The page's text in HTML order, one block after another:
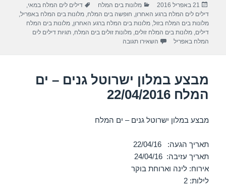
e
b
o
k
s
A
p
gr
a
e
פורסם
בתאריך
21 באפריל 2016 קטגוריות
מלונות בים המלח תגיות
דילים לים המלח במאי,
דילים לים המלח ברגע האחרון, חופשה בים המלח,מלונות בים המלח באפריל,
מלונות בים המלח בזול,מלונות בים המלח ברגע האחרון,מלונות בים המלח
דילים,מלונות בים המלח זולים,מלונות זולים בים המלח,תגיות דילים לים
המלח באפריל
השאירו תגובה
מבצע במלון ישרוטל גנים – ים
המלח 22/04/2016
מבצע במלון ישרוטל גנים – ים המלח
תאריך הגעה: 22/04/16
תאריך עזיבה: 24/04/16
אירוח: לינה וארוחת בוקר
לילות: 2